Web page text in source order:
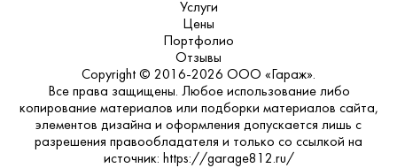
Услуги
Цены
Портфолио
Отзывы
Copyright © 2016-2026 ООО «Гараж».
Все права защищены. Любое использование либо
копирование материалов или подборки материалов сайта,
элементов дизайна и оформления допускается лишь с
разрешения правообладателя и только со ссылкой на
источник: https://garage812.ru/